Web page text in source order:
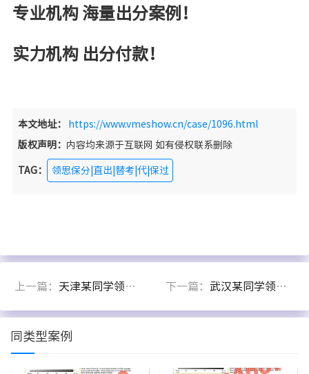
专业机构 海量出分案例！
实力机构 出分付款！
本文地址： https://www.vmeshow.cn/case/1096.html
版权声明： 内容均来源于互联网 如有侵权联系删除
TAG： 领思保分|直出|替考|代|保过
上一篇： 天津某同学领思直出180+ 下一篇： 武汉某同学领思考试直出180+
同类型案例